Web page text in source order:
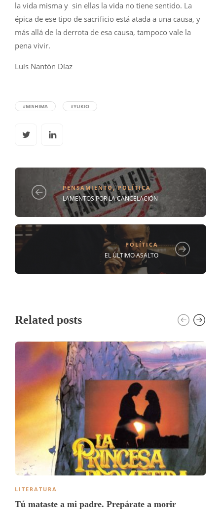
la vida misma y sin ellas la vida no tiene sentido. La
épica de ese tipo de sacrificio está atada a una causa, y
más allá de la derrota de esa causa, tampoco vale la
pena vivir.
Luis Nantón Díaz
#MISHIMA #YUKIO
PENSAMIENTO,POLÍTICA
LAMENTOS POR LA CANCELACIÓN
POLÍTICA
EL ÚLTIMO ASALTO
Related posts
LITERATURA
Tú mataste a mi padre. Prepárate a morir